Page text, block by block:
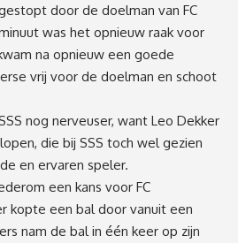
door de doelman van FC
was het opnieuw raak voor
na opnieuw een goede
vrij voor de doelman en schoot
nog nerveuser, want Leo Dekker
die bij SSS toch wel gezien
en ervaren speler.
een kans voor FC
kopte een bal door vanuit een
nam de bal in één keer op zijn